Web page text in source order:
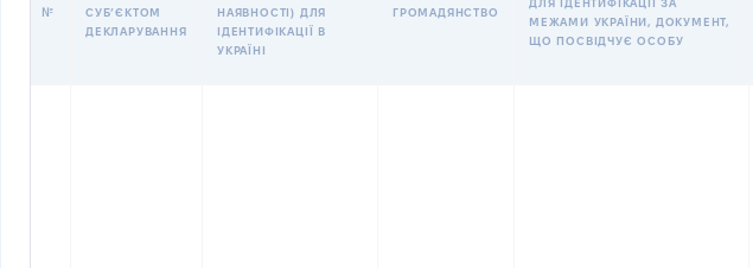
№
СУБʼЄКТОМ
ДЕКЛАРУВАННЯ
НАЯВНОСТІ) ДЛЯ
ІДЕНТИФІКАЦІЇ В
УКРАЇНІ
ГРОМАДЯНСТВО
ДЛЯ ІДЕНТИФІКАЦІЇ ЗА
МЕЖАМИ УКРАЇНИ, ДОКУМЕНТ,
ЩО ПОСВІДЧУЄ ОСОБУ